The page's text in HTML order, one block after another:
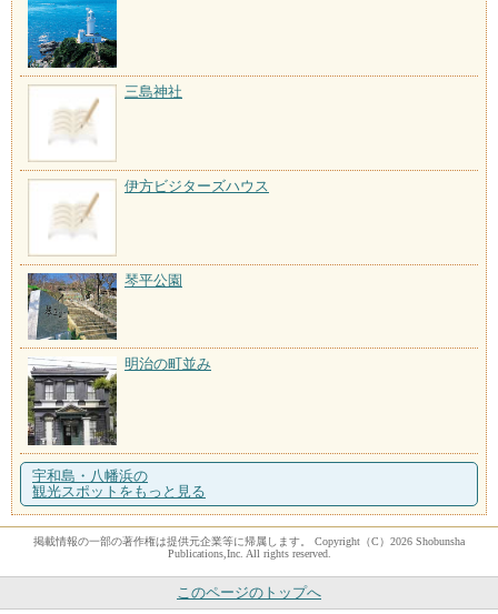
三島神社
伊方ビジターズハウス
琴平公園
明治の町並み
宇和島・八幡浜の
観光スポットをもっと見る
掲載情報の一部の著作権は提供元企業等に帰属します。 Copyright（C）2026 Shobunsha
Publications,Inc. All rights reserved.
このページのトップへ